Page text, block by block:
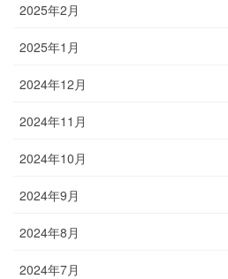
2025年2月
2025年1月
2024年12月
2024年11月
2024年10月
2024年9月
2024年8月
2024年7月